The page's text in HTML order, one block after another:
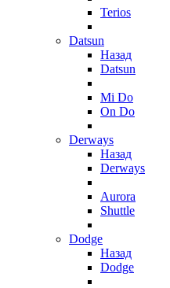
Terios
Datsun
Назад
Datsun
Mi Do
On Do
Derways
Назад
Derways
Aurora
Shuttle
Dodge
Назад
Dodge